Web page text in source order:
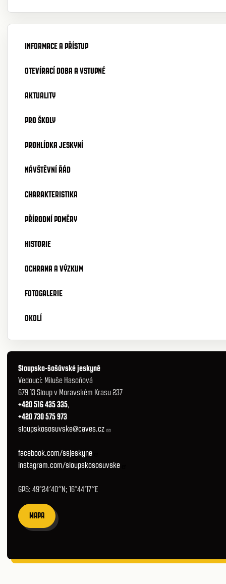
INFORMACE A PŘÍSTUP
OTEVÍRACÍ DOBA A VSTUPNÉ
AKTUALITY
PRO ŠKOLY
PROHLÍDKA JESKYNÍ
NÁVŠTĚVNÍ ŘÁD
CHARAKTERISTIKA
PŘÍRODNÍ POMĚRY
HISTORIE
OCHRANA A VÝZKUM
FOTOGALERIE
OKOLÍ
Sloupsko-šošůvské jeskyně
Vedoucí: Miluše Hasoňová
679 13 Sloup v Moravském Krasu 237
+420 516 435 335,
+420 730 575 973
sloupskososuvske@caves.cz
facebook.com/ssjeskyne
instagram.com/sloupskososuvske
GPS: 49°24′40″N; 16°44′17″E
MAPA